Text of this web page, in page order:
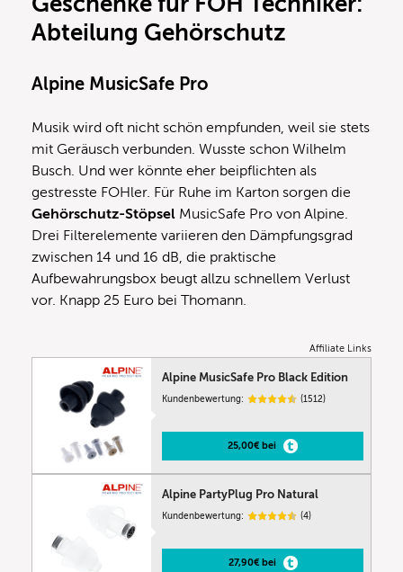
Abteilung Gehörschutz
Alpine MusicSafe Pro
Musik wird oft nicht schön empfunden, weil sie stets
mit Geräusch verbunden. Wusste schon Wilhelm
Busch. Und wer könnte eher beipflichten als
gestresste FOHler. Für Ruhe im Karton sorgen die
Gehörschutz-Stöpsel MusicSafe Pro von Alpine.
Drei Filterelemente variieren den Dämpfungsgrad
zwischen 14 und 16 dB, die praktische
Aufbewahrungsbox beugt allzu schnellem Verlust
vor. Knapp 25 Euro bei Thomann.
Affiliate Links
Alpine MusicSafe Pro Black Edition
Kundenbewertung: (1512)
25,00€ bei
Alpine PartyPlug Pro Natural
Kundenbewertung: (4)
27,90€ bei